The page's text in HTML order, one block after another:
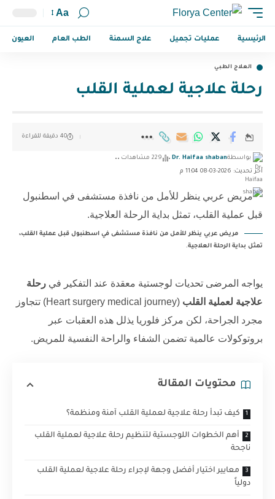
Aa
الرئيسية عمليات تجميل علاج السمنة الطب العام العيون
العلاج الطبي
رحلة علاجية لعملية القلب
آخر تحديث: 2026-03-08 11:04 م
بواسطةDr. Haifaa shaban 229 مشاهدات
40 دقيقة للقراءة
مريض عربي ينظر للأمل من نافذة مستشفى في اسطنبول قبل عملية القلب،
تمثل بداية الرحلة العلاجية.
يواجه المرضى تحديات لوجستية معقدة عند التفكير في رحلة
علاجية لعملية القلب
(Heart surgery medical journey) تتجاوز
مجرد الجراحة، لكن مركز فلوريا يذلل هذه العقبات عبر
بروتوكولات عالمية تضمن الشفاء والراحة النفسية للمريض.
محتويات المقالة
كيف تبدأ رحلة علاجية لعملية القلب آمنة ومنظمة؟
أهم الخطوات اللوجستية لتنظيم رحلة علاجية لعملية القلب
ناجحة
معايير اختيار أفضل وجهة لإجراء رحلة علاجية لعملية القلب
دولياً